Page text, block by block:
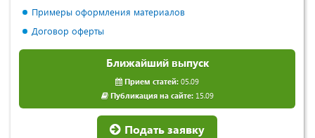
Примеры оформления материалов
Договор оферты
Ближайший выпуск
Прием статей: 05.09
Публикация на сайте:15.09
Подать заявку